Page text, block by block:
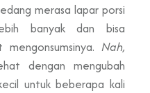
merasa lapar porsi
banyak dan bisa
Nah,
dengan mengubah
untuk beberapa kali